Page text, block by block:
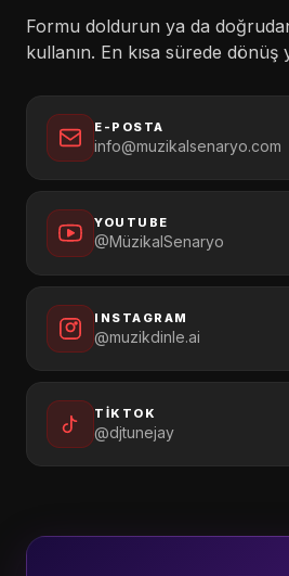
Formu doldurun ya da
kullanın. En kısa sürede dönüş
E-POSTA
info@muzikalsenaryo.com
YOUTUBE
@MüzikalSenaryo
INSTAGRAM
@muzikdinle.ai
TIKTOK
@djtunejay